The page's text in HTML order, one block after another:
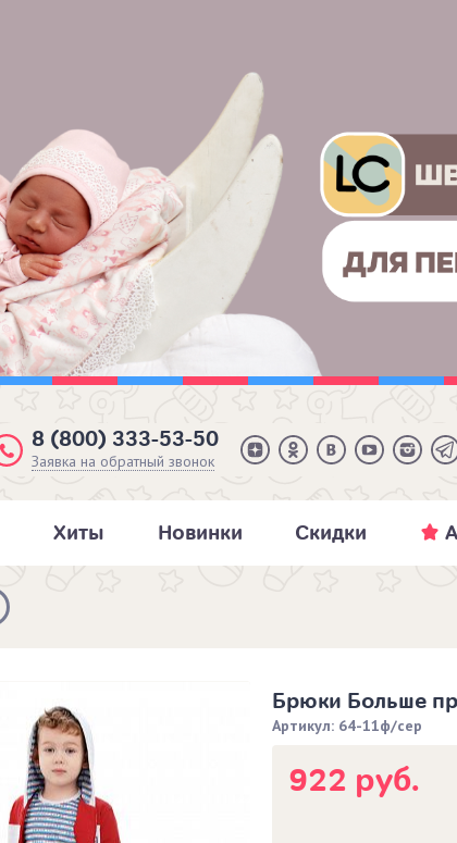
8 (800) 333-53-50
Заявка на обратный звонок
Хиты Новинки Скидки
Брюки Больше
Артикул: 64-11ф/сер
922 руб.